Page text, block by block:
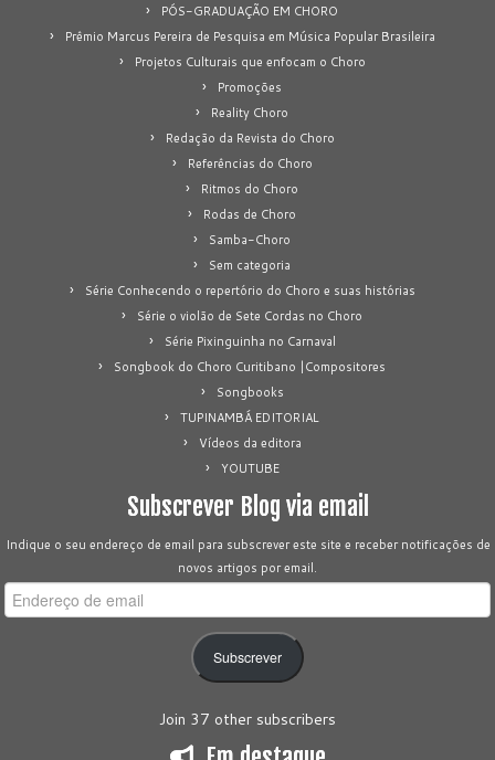
PÓS-GRADUAÇÃO EM CHORO
Prêmio Marcus Pereira de Pesquisa em Música Popular Brasileira
Projetos Culturais que enfocam o Choro
Promoções
Reality Choro
Redação da Revista do Choro
Referências do Choro
Ritmos do Choro
Rodas de Choro
Samba-Choro
Sem categoria
Série Conhecendo o repertório do Choro e suas histórias
Série o violão de Sete Cordas no Choro
Série Pixinguinha no Carnaval
Songbook do Choro Curitibano |Compositores
Songbooks
TUPINAMBÁ EDITORIAL
Vídeos da editora
YOUTUBE
Subscrever Blog via email
Indique o seu endereço de email para subscrever este site e receber notificações de
novos artigos por email.
Endereço
de
Subscrever
Join 37 other subscribers